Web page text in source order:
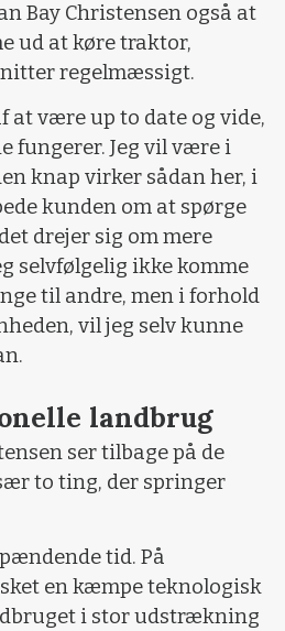
Bay Christensen også at
ud at køre traktor,
regelmæssigt.
at være up to date og vide,
fungerer. Jeg vil være i
knap virker sådan her, i
kunden om at spørge
drejer sig om mere
selvfølgelig ikke komme
til andre, men i forhold
vil jeg selv kunne
landbrug
ser tilbage på de
to ting, der springer
tid. På
en kæmpe teknologisk
i stor udstrækning